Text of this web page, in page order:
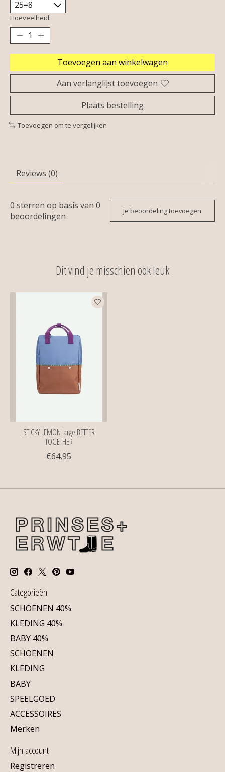
Hoeveelheid:
Toevoegen aan winkelwagen
Aan verlanglijst toevoegen
Plaats bestelling
Toevoegen om te vergelijken
Reviews (0)
0 sterren op basis van 0
beoordelingen
Je beoordeling toevoegen
Dit vind je misschien ook leuk
Items van productcarrousel
STICKY LEMON large BETTER
TOGETHER
€64,95
Categorieën
SCHOENEN 40%
KLEDING 40%
BABY 40%
SCHOENEN
KLEDING
BABY
SPEELGOED
ACCESSOIRES
Merken
Mijn account
Registreren